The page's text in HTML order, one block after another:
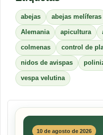
abejas abejas melíferas
Alemania apicultura
colmenas control de
nidos de avispas
vespa velutina
10 de agosto de 2026